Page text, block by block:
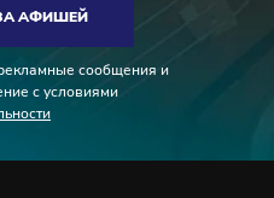
АФИШЕЙ
сообщения и
с условиями